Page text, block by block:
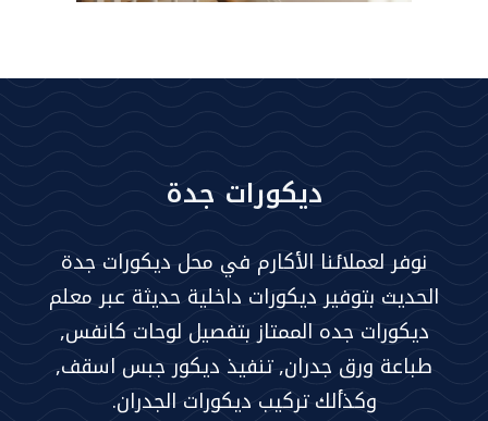
ديكورات جدة
نوفر لعملائنا الأكارم في محل ديكورات جدة
الحديث بتوفير ديكورات داخلية حديثة عبر معلم
ديكورات جده الممتاز بتفصيل لوحات كانفس,
طباعة ورق جدران, تنفيذ ديكور جبس اسقف,
وكذألك تركيب ديكورات الجدران.